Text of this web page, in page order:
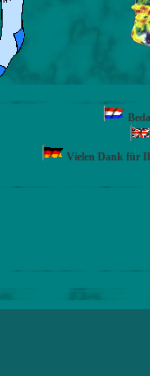
Vielen Dank für